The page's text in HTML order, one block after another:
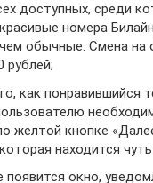
доступных, среди
номера
обычные. Смена на
рублей;
как понравившийся
желтой кнопке
находится
появится окно,